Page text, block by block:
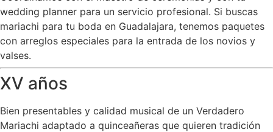
wedding planner para un servicio profesional. Si buscas
mariachi para tu boda en Guadalajara, tenemos paquetes
con arreglos especiales para la entrada de los novios y
valses.
XV años
Bien presentables y calidad musical de un Verdadero
Mariachi adaptado a quinceañeras que quieren tradición